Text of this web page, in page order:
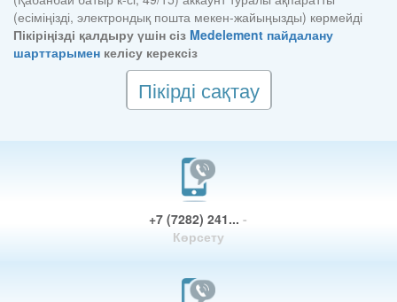
(есіміңізді, электрондық пошта мекен-жайыңызды) көрмейді
Пікіріңізді қалдыру үшін сіз Medelement пайдалану
шарттарымен келісу керексіз
Пікірді сақтау
+7 (7282) 241...-
Көрсету